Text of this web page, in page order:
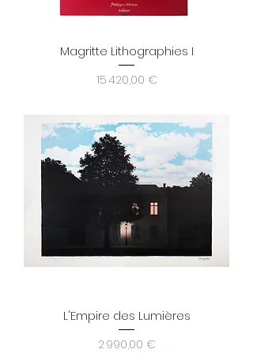
Magritte Lithographies I
Prix
15 420,00 €
L'Empire des Lumières
Prix
2 990,00 €